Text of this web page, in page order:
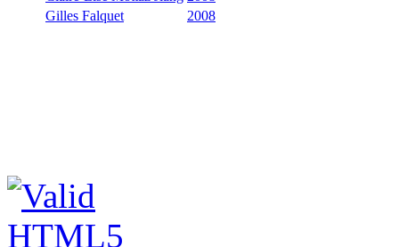
Gilles Falquet
2008